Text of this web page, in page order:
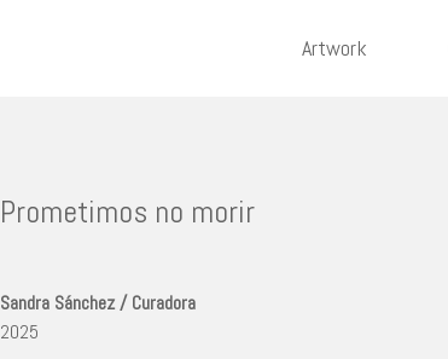
Artwork
Prometimos no morir
Sandra Sánchez / Curadora
2025